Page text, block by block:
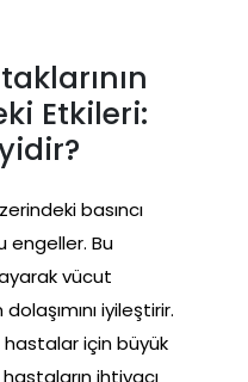
Etkileri:
basıncı
engeller. Bu
vücut
iyileştirir.
için büyük
ihtiyacı